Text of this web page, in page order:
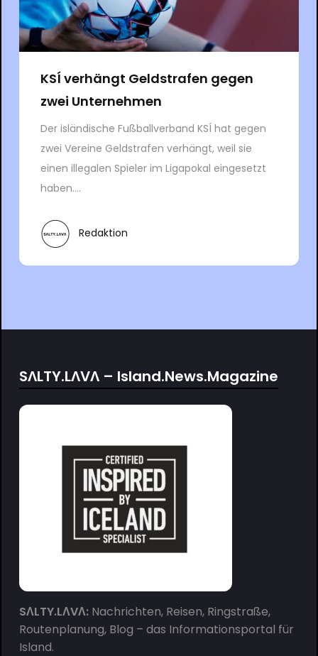
KSÍ verhängt Geldstrafen gegen
zwei Unternehmen
Der isländische Fußballverband KSÍ hat gegen
zwei Vereine Geldstrafen verhängt, weil sie
einen illegalen Spieler im Ligapokal eingesetzt
haben....
Redaktion
SΛLTY.LΛVΛ – Island.News.Magazine
SΛLTY.LΛVΛ:Nachrichten, Reisen, Ringstraße,
Routenplanung, Blog – das Informationsportal für
Island.